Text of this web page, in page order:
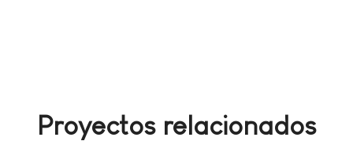
Proyectos relacionados